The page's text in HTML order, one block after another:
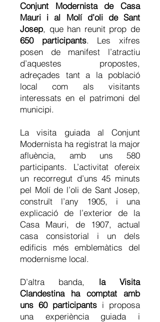
Conjunt Modernista de Casa
Mauri i al Molí d’oli de Sant
Josep, que han reunit prop de
650 participants. Les xifres
posen de manifest l’atractiu
d’aquestes propostes,
adreçades tant a la població
local com als visitants
interessats en el patrimoni del
municipi.
La visita guiada al Conjunt
Modernista ha registrat la major
afluència, amb uns 580
participants. L’activitat ofereix
un recorregut d’uns 45 minuts
pel Molí de l’oli de Sant Josep,
construït l’any 1905, i una
explicació de l’exterior de la
Casa Mauri, de 1907, actual
casa consistorial i un dels
edificis més emblemàtics del
modernisme local.
D’altra banda, la Visita
Clandestina ha comptat amb
uns 60 participants i proposa
una experiència guiada i